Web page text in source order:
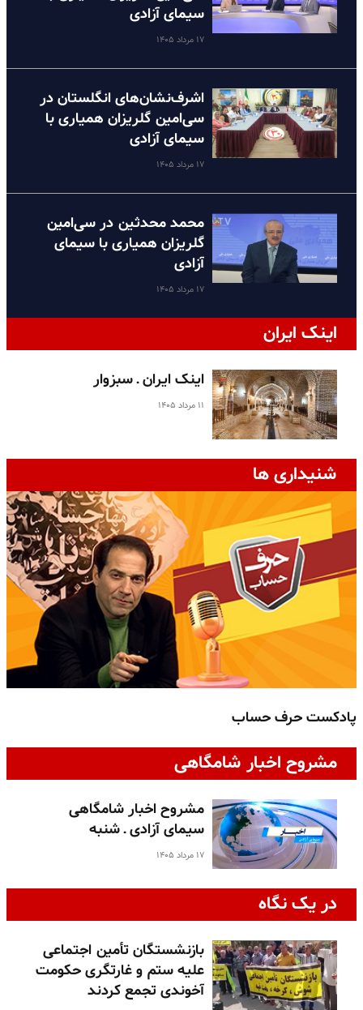
سیمای آزادی
۱۷ مرداد ۱۴۰۵
اشرف‌نشان‌های انگلستان در
سی‌امین گلریزان همیاری با
سیمای آزادی
۱۷ مرداد ۱۴۰۵
محمد محدثین در سی‌امین
گلریزان همیاری با سیمای
آزادی
۱۷ مرداد ۱۴۰۵
اینک ایران
اینک ایران ـ سبزوار
۱۱ مرداد ۱۴۰۵
شنیداری ها
پادکست حرف حساب
مشروح اخبار شامگاهی
مشروح اخبار شامگاهی
سیمای آزادی ـ شنبه
۱۷ مرداد ۱۴۰۵
در یک نگاه
بازنشستگان تأمین اجتماعی
علیه ستم و غارتگری حکومت
آخوندی تجمع کردند